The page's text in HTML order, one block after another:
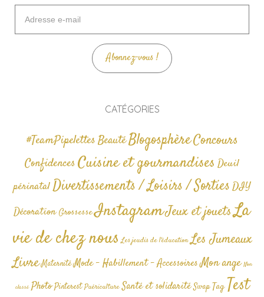
mail
Abonnez-vous !
CATÉGORIES
#TeamPipelettesBeautéBlogosphèreConcours
Confidences Cuisine et gourmandises Deuil
périnatalDivertissements / Loisirs / SortiesDIY
Décoration GrossesseInstagramJeux et jouetsLa
vie de chez nous Les jeudis de l'éducation Les Jumeaux
Livre Maternité Mode - Habillement - AccessoiresMon ange Non
classé Photo Pinterest Puériculture Santé et solidarité Swap TagTest